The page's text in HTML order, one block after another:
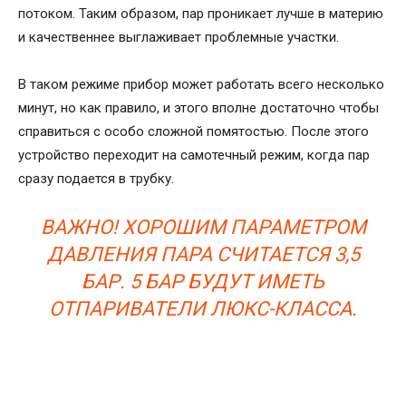
потоком. Таким образом, пар проникает лучше в материю
и качественнее выглаживает проблемные участки.
В таком режиме прибор может работать всего несколько
минут, но как правило, и этого вполне достаточно чтобы
справиться с особо сложной помятостью. После этого
устройство переходит на самотечный режим, когда пар
сразу подается в трубку.
ВАЖНО! ХОРОШИМ ПАРАМЕТРОМ
ДАВЛЕНИЯ ПАРА СЧИТАЕТСЯ 3,5
БАР. 5 БАР БУДУТ ИМЕТЬ
ОТПАРИВАТЕЛИ ЛЮКС-КЛАССА.